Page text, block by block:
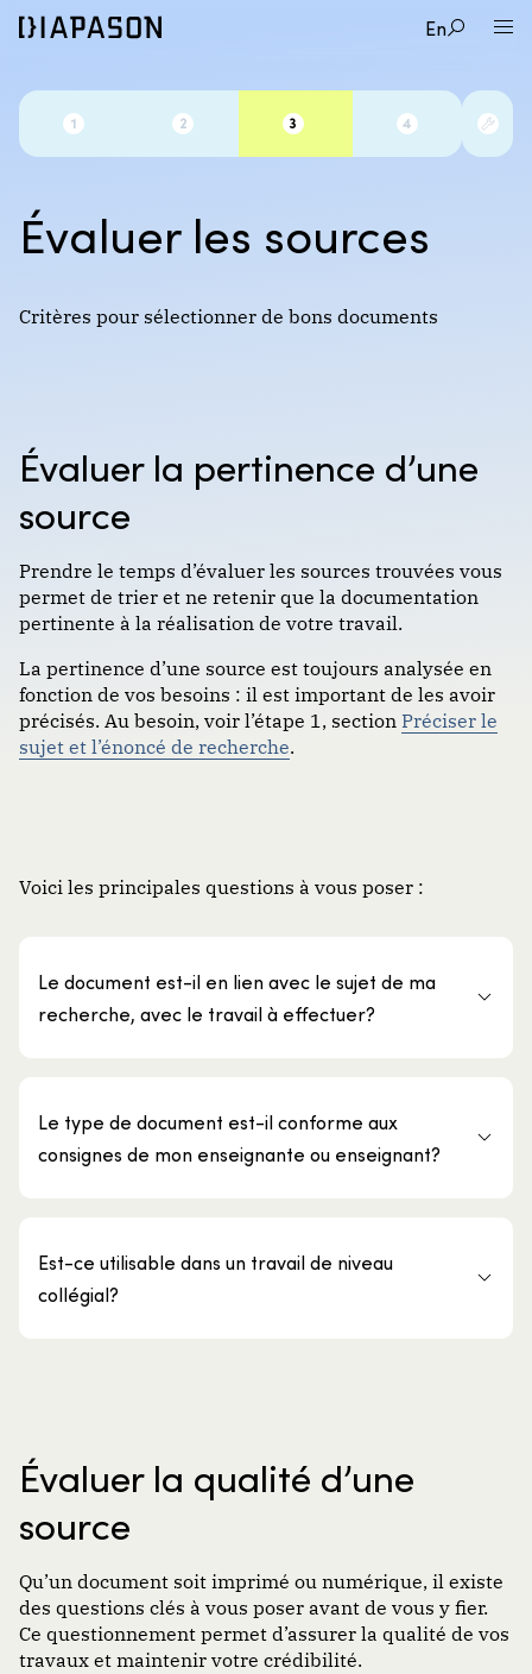
En
Évaluer les sources
Critères pour sélectionner de bons documents
Évaluer la pertinence d’une
source
Prendre le temps d’évaluer les sources trouvées vous
permet de trier et ne retenir que la documentation
pertinente à la réalisation de votre travail.
La pertinence d’une source est toujours analysée en
fonction de vos besoins : il est important de les avoir
précisés. Au besoin, voir l’étape 1, section Préciser le
sujet et l’énoncé de recherche.
Voici les principales questions à vous poser :
Le document est-il en lien avec le sujet de ma
recherche, avec le travail à effectuer?
Le type de document est-il conforme aux
consignes de mon enseignante ou enseignant?
Est-ce utilisable dans un travail de niveau
collégial?
Évaluer la qualité d’une
source
Qu’un document soit imprimé ou numérique, il existe
des questions clés à vous poser avant de vous y fier.
Ce questionnement permet d’assurer la qualité de vos
travaux et maintenir votre crédibilité.